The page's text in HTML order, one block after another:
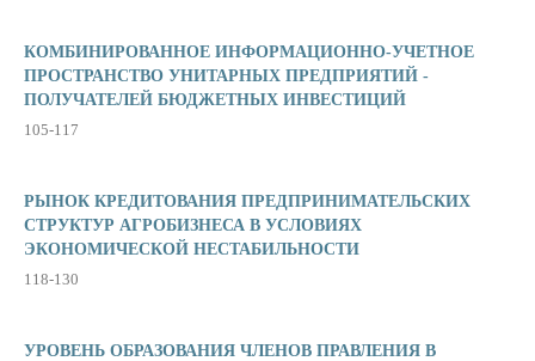
КОМБИНИРОВАННОЕ ИНФОРМАЦИОННО-УЧЕТНОЕ
ПРОСТРАНСТВО УНИТАРНЫХ ПРЕДПРИЯТИЙ -
ПОЛУЧАТЕЛЕЙ БЮДЖЕТНЫХ ИНВЕСТИЦИЙ
105-117
РЫНОК КРЕДИТОВАНИЯ ПРЕДПРИНИМАТЕЛЬСКИХ
СТРУКТУР АГРОБИЗНЕСА В УСЛОВИЯХ
ЭКОНОМИЧЕСКОЙ НЕСТАБИЛЬНОСТИ
118-130
УРОВЕНЬ ОБРАЗОВАНИЯ ЧЛЕНОВ ПРАВЛЕНИЯ В